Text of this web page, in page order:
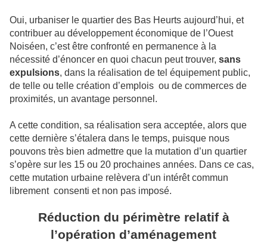
Oui, urbaniser le quartier des Bas Heurts aujourd’hui, et
contribuer au développement économique de l’Ouest
Noiséen, c’est être confronté en permanence à la
nécessité d’énoncer en quoi chacun peut trouver, sans
expulsions, dans la réalisation de tel équipement public,
de telle ou telle création d’emplois ou de commerces de
proximités, un avantage personnel.
A cette condition, sa réalisation sera acceptée, alors que
cette dernière s’étalera dans le temps, puisque nous
pouvons très bien admettre que la mutation d’un quartier
s’opère sur les 15 ou 20 prochaines années. Dans ce cas,
cette mutation urbaine relèvera d’un intérêt commun
librement consenti et non pas imposé.
Réduction du périmètre relatif à
l’opération d’aménagement